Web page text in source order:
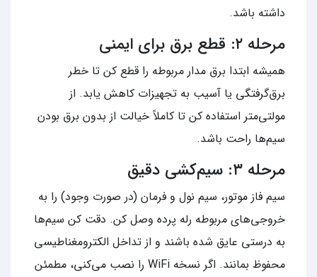
داشته باشد.
مرحله ۲: قطع برق برای ایمنی
همیشه ابتدا برق مدار مربوطه را قطع کن تا خطر
برق‌گرفتگی یا آسیب به تجهیزات کاهش یابد. از
مولتی‌متر استفاده کن تا کاملاً خیالت از بدون برق بودن
سیم‌ها راحت باشد.
مرحله ۳: سیم‌کشی دقیق
سیم فاز موتور، سیم نول و فرمان (در صورت وجود) را به
خروجی‌های مربوطه رله پرده وصل کن. دقت کن سیم‌ها
به درستی عایق شده باشند و از تداخل الکترومغناطیسی
محفوظ بمانند. اگر نسخه WiFi را نصب می‌کنی، مطمئن